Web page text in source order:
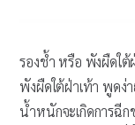
รองช้ำ หรือ พังผืดใต้
พังผืดใต้ฝ่าเท้า พูดง่
น้ำหนักจะเกิดการฉี